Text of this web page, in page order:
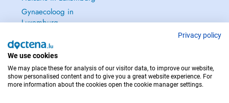
Gynaecoloog in
Luxemburg
NEEM IN GEVAL VAN NOOD CONTACT OP MET : 112
Privacy policy
We use cookies
We may place these for analysis of our visitor data, to improve our website,
show personalised content and to give you a great website experience. For
more information about the cookies open the cookie manager settings.